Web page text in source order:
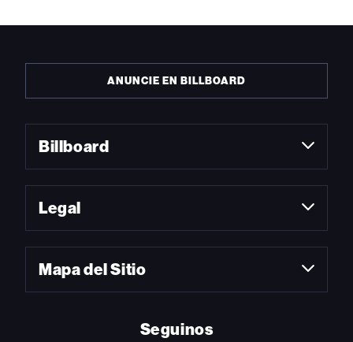
ANUNCIE EN BILLBOARD
Billboard
Legal
Mapa del Sitio
Seguinos